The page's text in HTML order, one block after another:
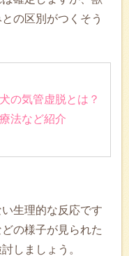
の区別がつくそう
の気管虚脱とは？
法など紹介
生理的な反応です
どの様子が見られた
しましょう。